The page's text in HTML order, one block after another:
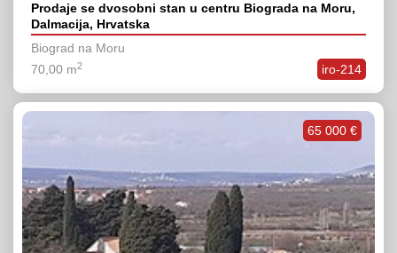
Prodaje se dvosobni stan u centru Biograda na Moru,
Dalmacija, Hrvatska
Biograd na Moru
iro-214
70,00 m2
65 000 €